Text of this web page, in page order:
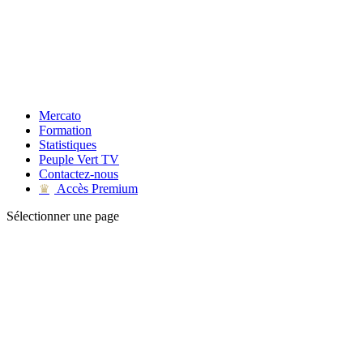
Mercato
Formation
Statistiques
Peuple Vert TV
Contactez-nous
♛
Accès Premium
Sélectionner une page